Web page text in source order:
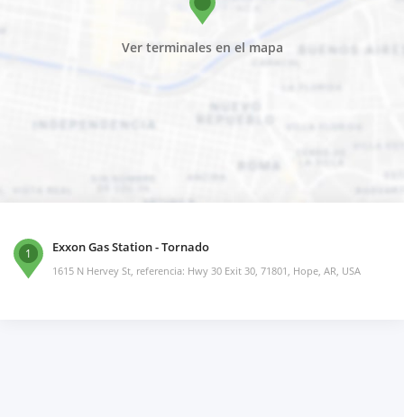
Ver terminales en el mapa
1 Exxon Gas Station - Tornado
1615 N Hervey St, referencia: Hwy 30 Exit 30, 71801, Hope, AR, USA